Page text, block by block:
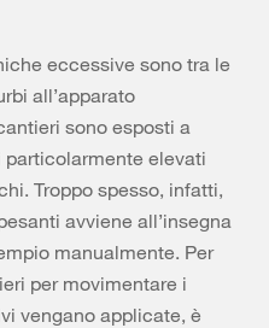
eccessive sono tra le
all’apparato
sono esposti a
elevati
Troppo spesso, infatti,
avviene all’insegna
manualmente. Per
per movimentare i
vengano applicate, è